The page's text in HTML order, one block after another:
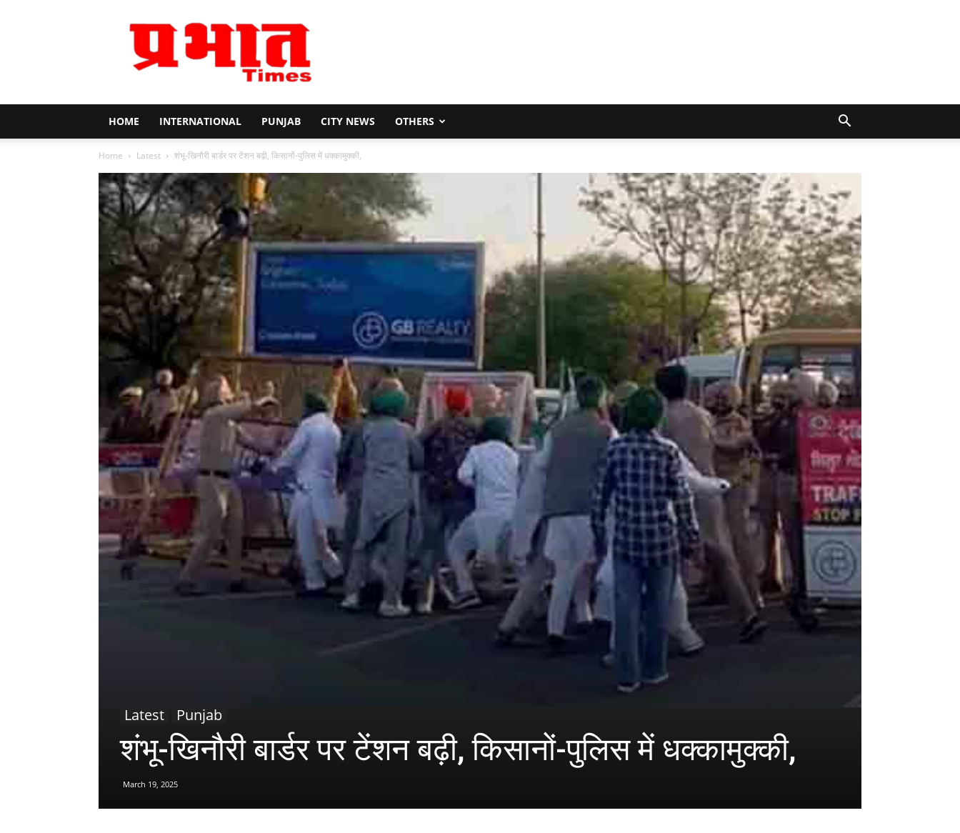
Prabhat
HOME INTERNATIONAL PUNJAB CITY NEWS OTHERS
Home Latest शंभू-खिनौरी बार्डर पर टेंशन बढ़ी, किसानों-पुलिस में धक्कामुक्की,
Latest Punjab
शंभू-खिनौरी बार्डर पर टेंशन बढ़ी, किसानों-पुलिस में धक्कामुक्की,
March 19, 2025